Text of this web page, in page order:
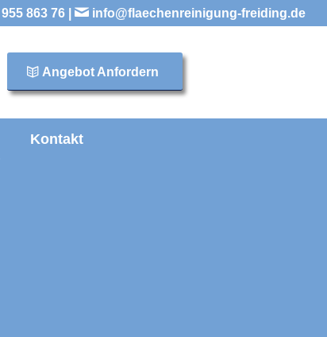
863 76 | info@flaechenreinigung-freiding.de
Angebot Anfordern
Kontakt